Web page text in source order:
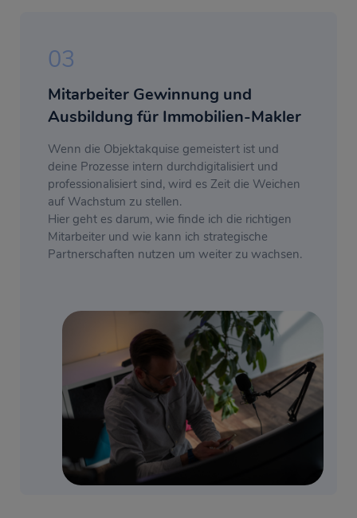
03
Mitarbeiter Gewinnung und
Ausbildung für Immobilien-Makler
Wenn die Objektakquise gemeistert ist und
deine Prozesse intern durchdigitalisiert und
professionalisiert sind, wird es Zeit die Weichen
auf Wachstum zu stellen.
Hier geht es darum, wie finde ich die richtigen
Mitarbeiter und wie kann ich strategische
Partnerschaften nutzen um weiter zu wachsen.